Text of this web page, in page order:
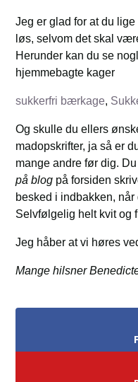
Jeg er glad for at du
løs, selvom det skal
Herunder kan du se
hjemmebagte kager
sukkerfri bærkage,
Og skulle du ellers
madopskrifter, ja så er
mange andre før dig.
på blog på forsiden
besked i indbakken,
Selvfølgelig helt kvit og
Jeg håber at vi høres
Mange hilsner